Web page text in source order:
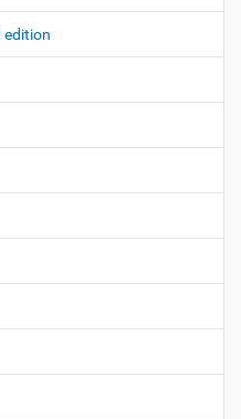
edition